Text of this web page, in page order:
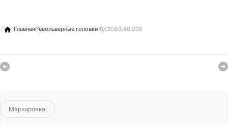
ГлавнаяРевольверные головки16К30ф3.40.000
Маркировка: